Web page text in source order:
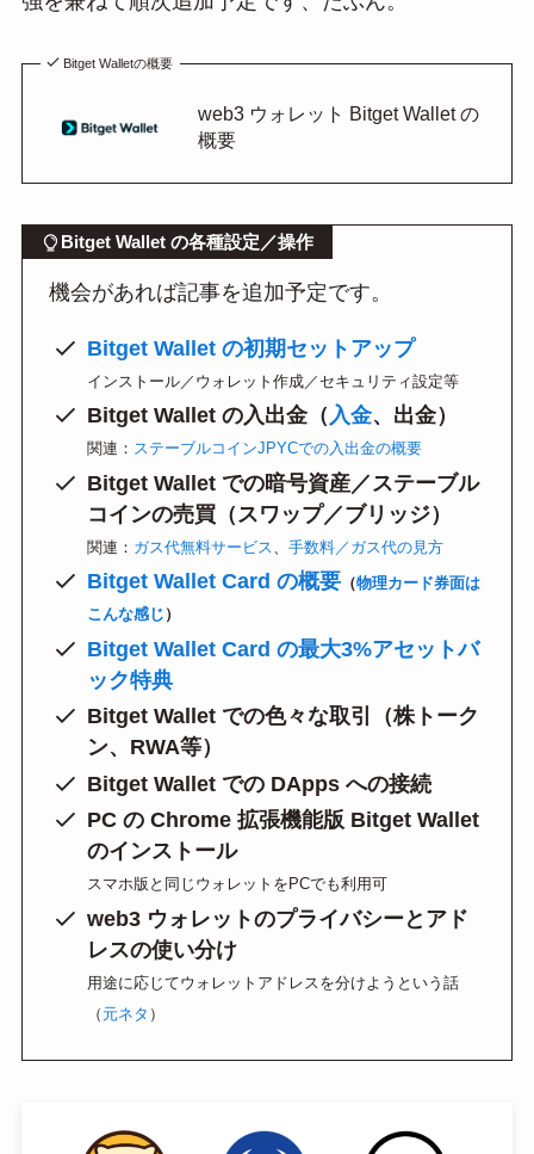
Bitget Walletの概要
web3 ウォレット Bitget Wallet の
概要
Bitget Wallet の各種設定／操作
機会があれば記事を追加予定です。
Bitget Wallet の初期セットアップ
インストール／ウォレット作成／セキュリティ設定等
Bitget Wallet の入出金（ 入金、出金）
関連： ステーブルコインJPYCでの入出金の概要
Bitget Wallet での暗号資産／ステーブル
コインの売買（スワップ／ブリッジ）
関連： ガス代無料サービス 手数料／ガス代の見方
Bitget Wallet Card の概要（物理カード券面は
こんな感じ ）
Bitget Wallet Card の最大3%アセットバ
ック特典
Bitget Wallet での色々な取引（株トーク
ン、RWA等）
Bitget Wallet での DApps への接続
PC の Chrome 拡張機能版 Bitget Wallet
のインストール
スマホ版と同じウォレットをPCでも利用可
web3 ウォレットのプライバシーとアド
レスの使い分け
用途に応じてウォレットアドレスを分けようという話
（ 元ネタ ）